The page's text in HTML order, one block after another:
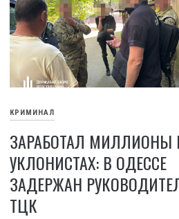
КРИМИНАЛ
ЗАРАБОТАЛ МИЛЛИОНЫ
УКЛОНИСТАХ: В ОДЕССЕ
ЗАДЕРЖАН
ТЦК